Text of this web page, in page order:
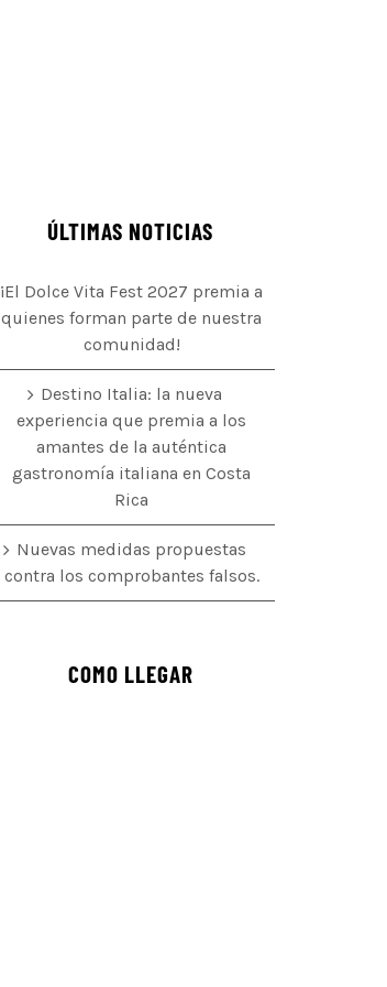
ÚLTIMAS NOTICIAS
¡El Dolce Vita Fest 2027 premia a
quienes forman parte de nuestra
comunidad!
Destino Italia: la nueva
experiencia que premia a los
amantes de la auténtica
gastronomía italiana en Costa
Rica
Nuevas medidas propuestas
contra los comprobantes falsos.
COMO LLEGAR